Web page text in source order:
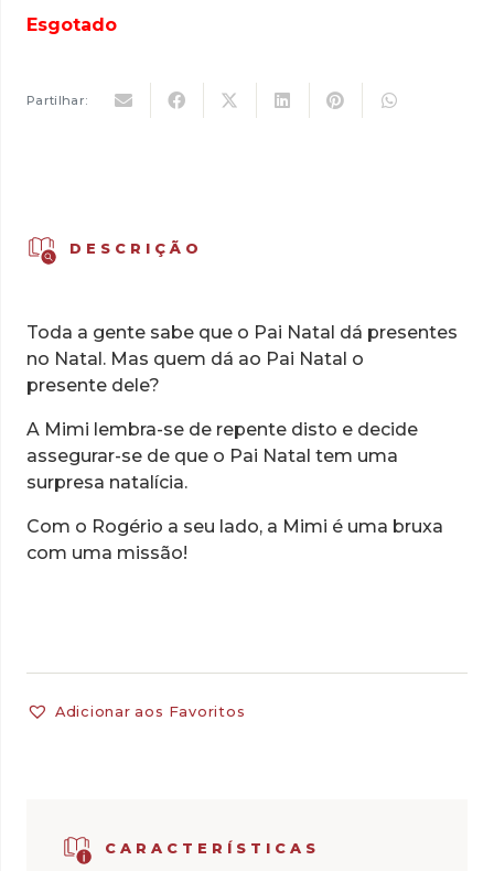
original
Esgotado
Partilhar:
CARACTERÍSTICAS
DESCRIÇÃO
Toda a gente sabe que o Pai Natal dá presentes
no Natal. Mas quem dá ao Pai Natal o
presente dele?
A Mimi lembra-se de repente disto e decide
assegurar-se de que o Pai Natal tem uma
surpresa natalícia.
Com o Rogério a seu lado, a Mimi é uma bruxa
com uma missão!
Adicionar aos Favoritos